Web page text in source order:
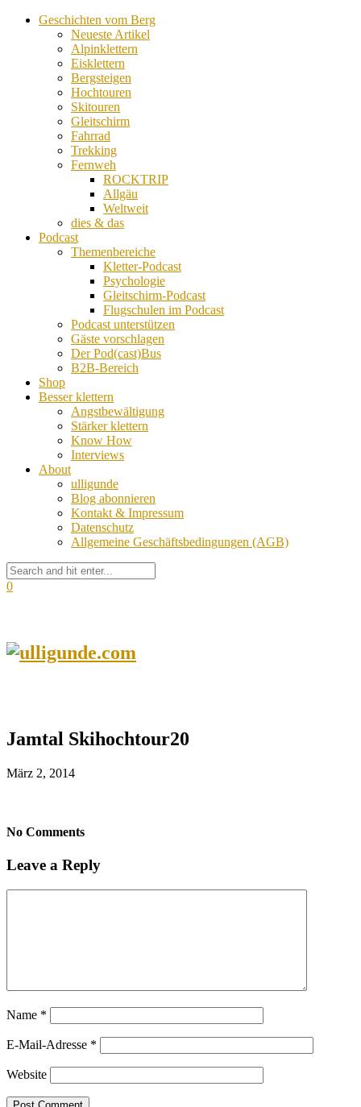
Geschichten vom Berg
Neueste Artikel
Alpinklettern
Eisklettern
Bergsteigen
Hochtouren
Skitouren
Gleitschirm
Fahrrad
Trekking
Fernweh
ROCKTRIP
Allgäu
Weltweit
dies & das
Podcast
Themenbereiche
Kletter-Podcast
Psychologie
Gleitschirm-Podcast
Flugschulen im Podcast
Podcast unterstützen
Gäste vorschlagen
Der Pod(cast)Bus
B2B-Bereich
Shop
Besser klettern
Angstbewältigung
Stärker klettern
Know How
Interviews
About
ulligunde
Blog abonnieren
Kontakt & Impressum
Datenschutz
Allgemeine Geschäftsbedingungen (AGB)
0
Jamtal Skihochtour20
März 2, 2014
No Comments
Leave a Reply
Name *
E-Mail-Adresse *
Website